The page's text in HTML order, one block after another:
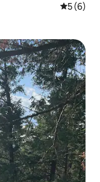
5 af 5 í
5 (6)